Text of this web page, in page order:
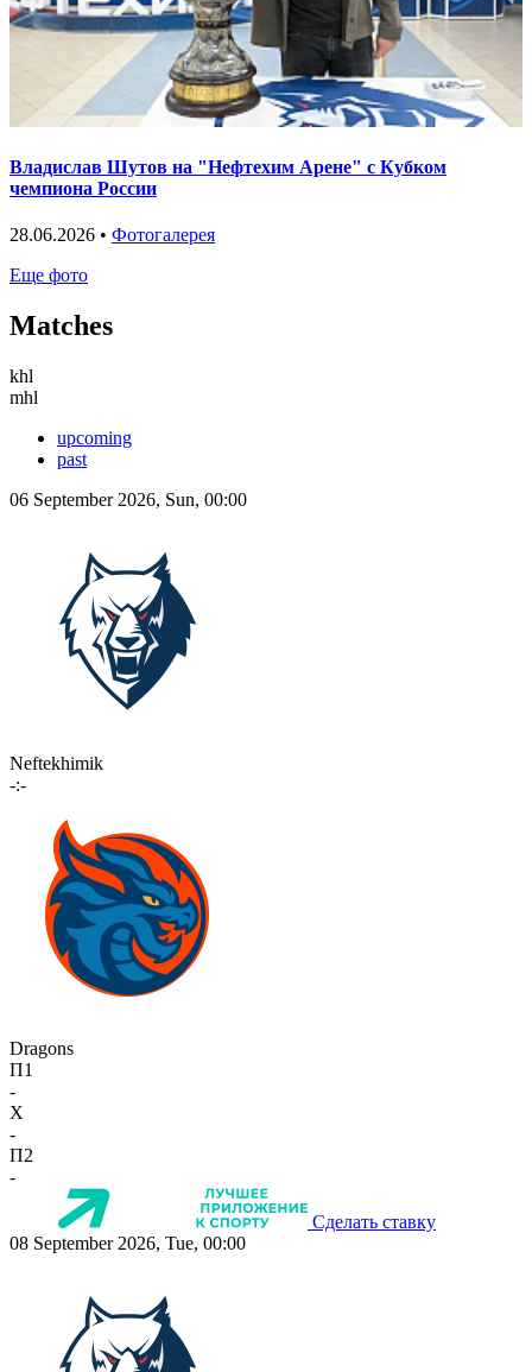
Владислав Шутов на "Нефтехим Арене" с Кубком
чемпиона России
28.06.2026 • Фотогалерея
Еще фото
Matches
khl
mhl
upcoming
past
06 September 2026, Sun, 00:00
Neftekhimik
-:-
Dragons
П1
-
X
-
П2
-
Сделать ставку
08 September 2026, Tue, 00:00